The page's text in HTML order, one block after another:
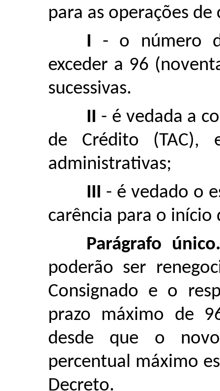
para as operações
I - o número
exceder a 96
sucessivas.
II - é vedada a
de Crédito (TAC),
administrativas;
III - é vedado o
carência para o início
Parágrafo único.
poderão ser
Consignado e o
prazo máximo de
desde que o
percentual máximo
Decreto.